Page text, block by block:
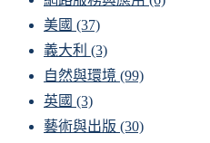
美國 (37)
義大利 (3)
自然與環境 (99)
英國 (3)
藝術與出版 (30)